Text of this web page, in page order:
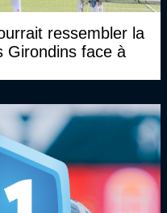
ressembler la
Girondins face à